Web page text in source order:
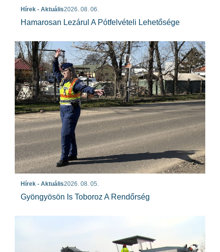
Hírek - Aktuális2026. 08. 06.
Hamarosan Lezárul A Pótfelvételi Lehetősége
Hírek - Aktuális2026. 08. 05.
Gyöngyösön Is Toboroz A Rendőrség